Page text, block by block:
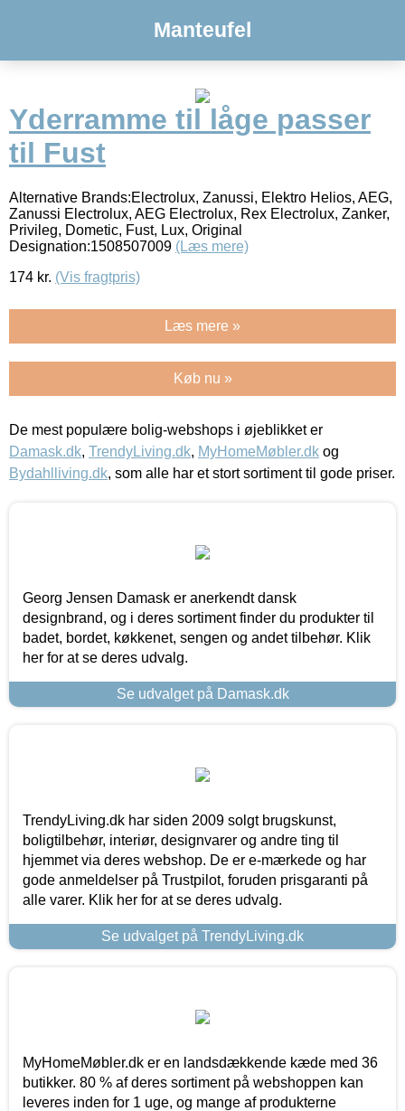
Manteufel
Yderramme til låge passer
til Fust
Alternative Brands:Electrolux, Zanussi, Elektro Helios, AEG,
Zanussi Electrolux, AEG Electrolux, Rex Electrolux, Zanker,
Privileg, Dometic, Fust, Lux, Original
Designation:1508507009 (Læs mere)
174 kr. (Vis fragtpris)
Læs mere »
Køb nu »
De mest populære bolig-webshops i øjeblikket er
Damask.dk, TrendyLiving.dk, MyHomeMøbler.dk og
Bydahlliving.dk, som alle har et stort sortiment til gode priser.
Georg Jensen Damask er anerkendt dansk
designbrand, og i deres sortiment finder du produkter til
badet, bordet, køkkenet, sengen og andet tilbehør. Klik
her for at se deres udvalg.
Se udvalget på Damask.dk
TrendyLiving.dk har siden 2009 solgt brugskunst,
boligtilbehør, interiør, designvarer og andre ting til
hjemmet via deres webshop. De er e-mærkede og har
gode anmeldelser på Trustpilot, foruden prisgaranti på
alle varer. Klik her for at se deres udvalg.
Se udvalget på TrendyLiving.dk
MyHomeMøbler.dk er en landsdækkende kæde med 36
butikker. 80 % af deres sortiment på webshoppen kan
leveres inden for 1 uge, og mange af produkterne